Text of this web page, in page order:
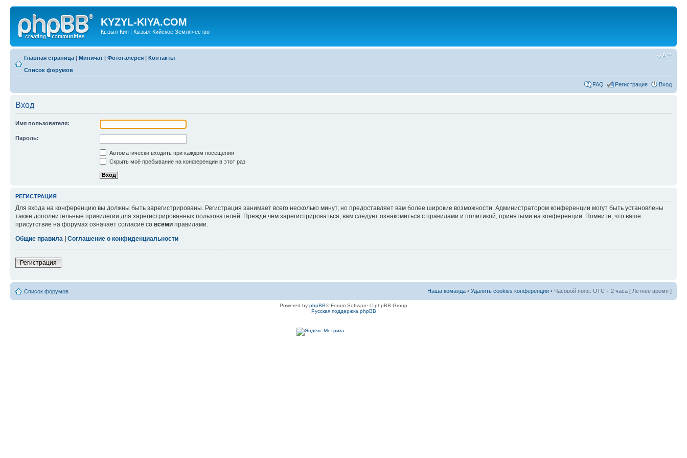
KYZYL-KIYA.COM
Кызыл-Кия | Кызыл-Кийское Землячество
Главная страница | Миничат | Фотогалерея | Контакты
Список форумов
FAQ Регистрация Вход
Вход
Имя пользователя:
Пароль:
Автоматически входить при каждом посещении
Скрыть моё пребывание на конференции в этот раз
РЕГИСТРАЦИЯ
Для входа на конференцию вы должны быть зарегистрированы. Регистрация занимает всего несколько минут, но предоставляет вам более широкие возможности. Администратором конференции могут быть установлены
также дополнительные привилегии для зарегистрированных пользователей. Прежде чем зарегистрироваться, вам следует ознакомиться с правилами и политикой, принятыми на конференции. Помните, что ваше
присутствие на форумах означает согласие со всеми правилами.
Общие правила
Соглашение о конфиденциальности
Регистрация
Список форумов Наша команда • Удалить cookies конференции • Часовой пояс: UTC + 2 часа [ Летнее время ]
Powered by phpBB® Forum Software © phpBB Group
Русская поддержка phpBB